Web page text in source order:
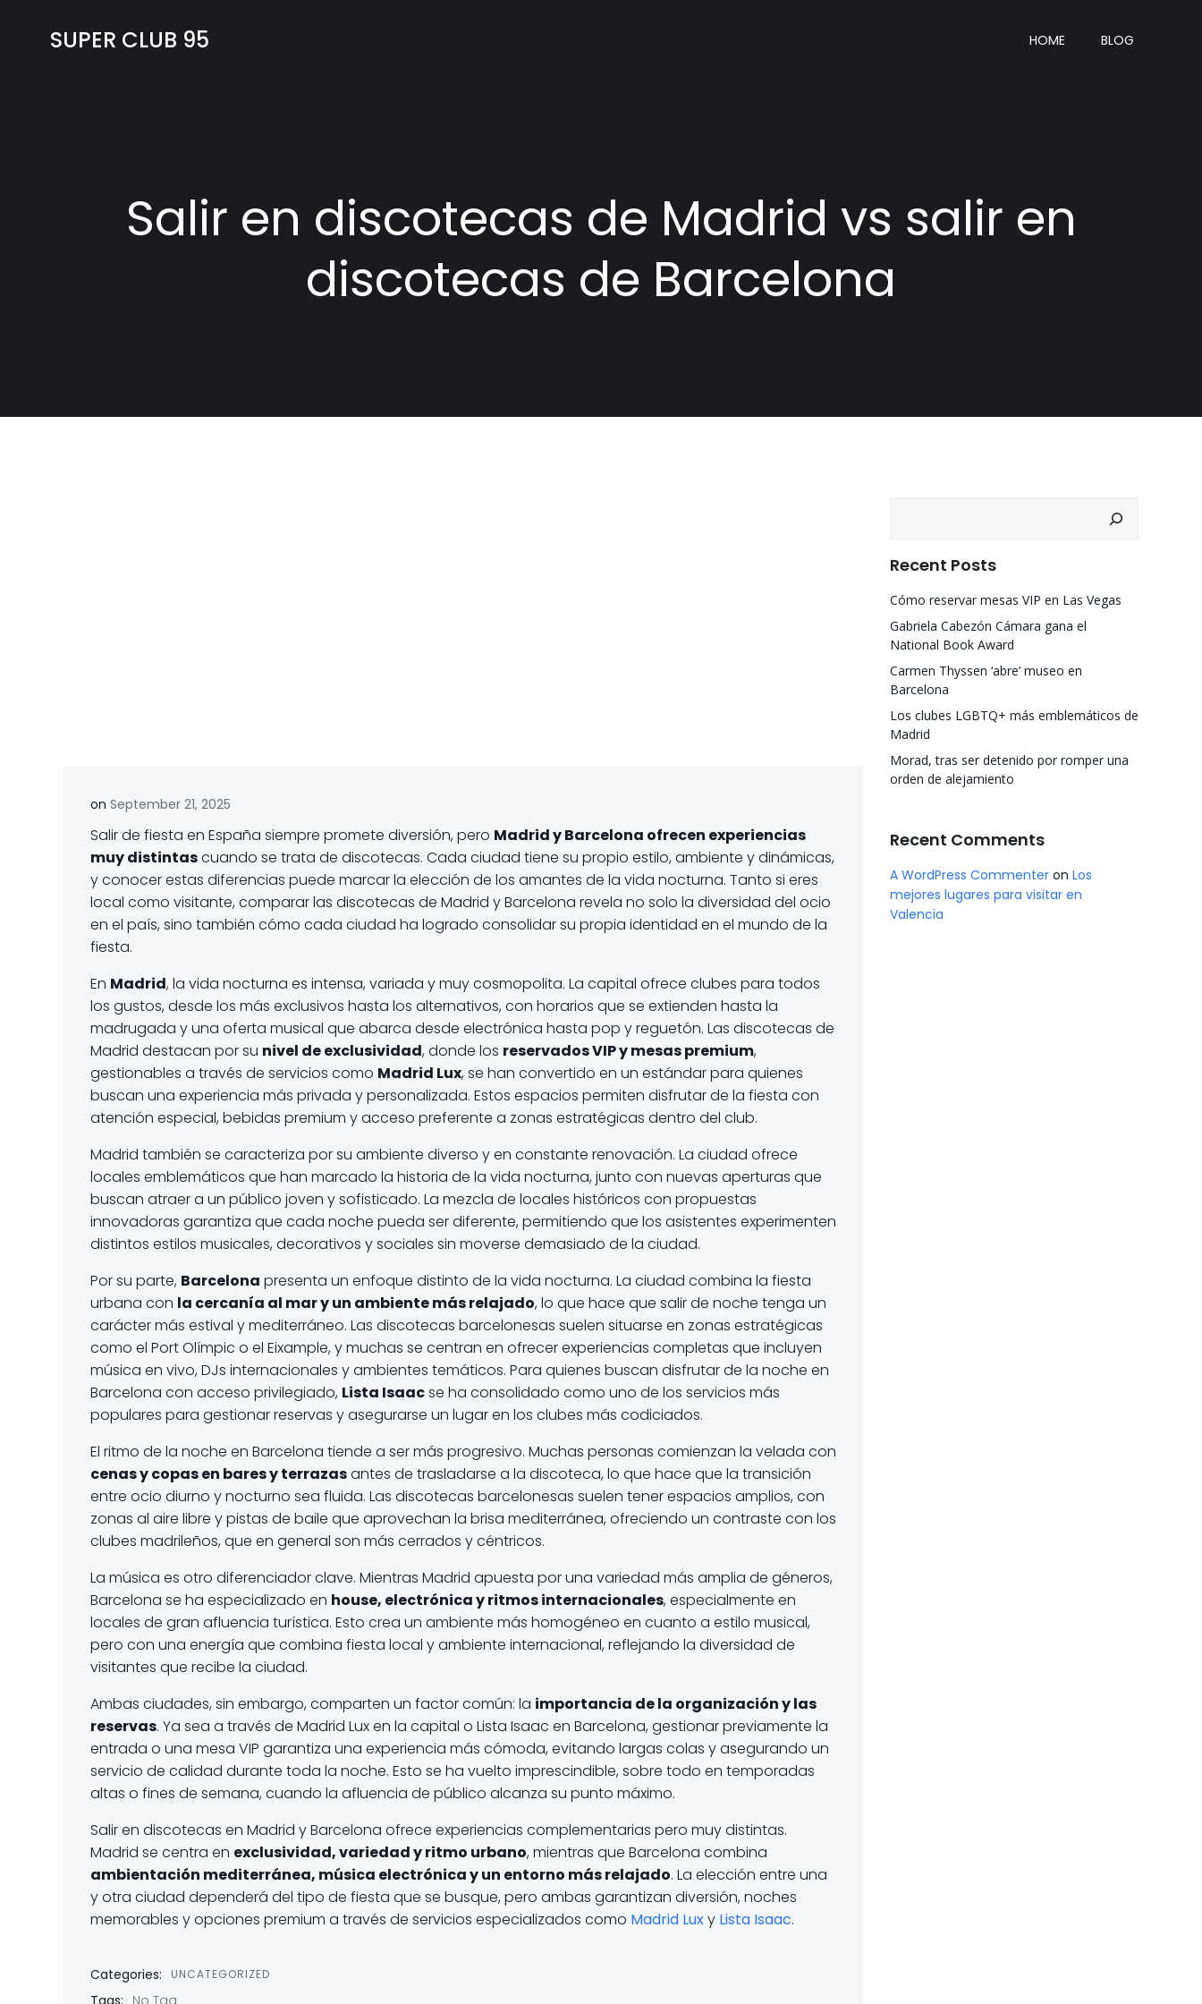
SUPER CLUB 95 HOME BLOG
Salir en discotecas de Madrid vs salir en
discotecas de Barcelona
on September 21, 2025
Salir de fiesta en España siempre promete diversión, pero Madrid y Barcelona ofrecen experiencias
muy distintascuando se trata de discotecas. Cada ciudad tiene su propio estilo, ambiente y dinámicas,
y conocer estas diferencias puede marcar la elección de los amantes de la vida nocturna. Tanto si eres
local como visitante, comparar las discotecas de Madrid y Barcelona revela no solo la diversidad del ocio
en el país, sino también cómo cada ciudad ha logrado consolidar su propia identidad en el mundo de la
fiesta.
En Madrid, la vida nocturna es intensa, variada y muy cosmopolita. La capital ofrece clubes para todos
los gustos, desde los más exclusivos hasta los alternativos, con horarios que se extienden hasta la
madrugada y una oferta musical que abarca desde electrónica hasta pop y reguetón. Las discotecas de
Madrid destacan por su nivel de exclusividad, donde los reservados VIP y mesas premium,
gestionables a través de servicios como Madrid Lux, se han convertido en un estándar para quienes
buscan una experiencia más privada y personalizada. Estos espacios permiten disfrutar de la fiesta con
atención especial, bebidas premium y acceso preferente a zonas estratégicas dentro del club.
Madrid también se caracteriza por su ambiente diverso y en constante renovación. La ciudad ofrece
locales emblemáticos que han marcado la historia de la vida nocturna, junto con nuevas aperturas que
buscan atraer a un público joven y sofisticado. La mezcla de locales históricos con propuestas
innovadoras garantiza que cada noche pueda ser diferente, permitiendo que los asistentes experimenten
distintos estilos musicales, decorativos y sociales sin moverse demasiado de la ciudad.
Por su parte, Barcelona presenta un enfoque distinto de la vida nocturna. La ciudad combina la fiesta
urbana con la cercanía al mar y un ambiente más relajado, lo que hace que salir de noche tenga un
carácter más estival y mediterráneo. Las discotecas barcelonesas suelen situarse en zonas estratégicas
como el Port Olímpic o el Eixample, y muchas se centran en ofrecer experiencias completas que incluyen
música en vivo, DJs internacionales y ambientes temáticos. Para quienes buscan disfrutar de la noche en
Barcelona con acceso privilegiado, Lista Isaacse ha consolidado como uno de los servicios más
populares para gestionar reservas y asegurarse un lugar en los clubes más codiciados.
El ritmo de la noche en Barcelona tiende a ser más progresivo. Muchas personas comienzan la velada con
cenas y copas en bares y terrazasantes de trasladarse a la discoteca, lo que hace que la transición
entre ocio diurno y nocturno sea fluida. Las discotecas barcelonesas suelen tener espacios amplios, con
zonas al aire libre y pistas de baile que aprovechan la brisa mediterránea, ofreciendo un contraste con los
clubes madrileños, que en general son más cerrados y céntricos.
La música es otro diferenciador clave. Mientras Madrid apuesta por una variedad más amplia de géneros,
Barcelona se ha especializado en house, electrónica y ritmos internacionales, especialmente en
locales de gran afluencia turística. Esto crea un ambiente más homogéneo en cuanto a estilo musical,
pero con una energía que combina fiesta local y ambiente internacional, reflejando la diversidad de
visitantes que recibe la ciudad.
Ambas ciudades, sin embargo, comparten un factor común: la importancia de la organización y las
reservas. Ya sea a través de Madrid Lux en la capital o Lista Isaac en Barcelona, gestionar previamente la
entrada o una mesa VIP garantiza una experiencia más cómoda, evitando largas colas y asegurando un
servicio de calidad durante toda la noche. Esto se ha vuelto imprescindible, sobre todo en temporadas
altas o fines de semana, cuando la afluencia de público alcanza su punto máximo.
Salir en discotecas en Madrid y Barcelona ofrece experiencias complementarias pero muy distintas.
Madrid se centra en exclusividad, variedad y ritmo urbano, mientras que Barcelona combina
ambientación mediterránea, música electrónica y un entorno más relajado. La elección entre una
y otra ciudad dependerá del tipo de fiesta que se busque, pero ambas garantizan diversión, noches
memorables y opciones premium a través de servicios especializados como Madrid Luxy Lista Isaac.
Categories: UNCATEGORIZED
Tags: No Tag
Recent Posts
Cómo reservar mesas VIP en Las Vegas
Gabriela Cabezón Cámara gana el
National Book Award
Carmen Thyssen ‘abre’ museo en
Barcelona
Los clubes LGBTQ+ más emblemáticos de
Madrid
Morad, tras ser detenido por romper una
orden de alejamiento
Recent Comments
A WordPress Commenter on Los
mejores lugares para visitar en
Valencia